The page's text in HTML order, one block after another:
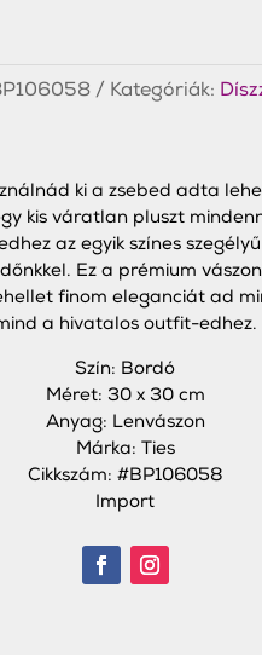
Kategóriák:
ki a zsebed adta
kis váratlan pluszt
az egyik színes
Ez a prémium
finom eleganciát ad
a hivatalos outfit-edhez.
Szín: Bordó
Méret: 30 x 30 cm
Anyag: Lenvászon
Márka: Ties
Cikkszám: #BP106058
Import